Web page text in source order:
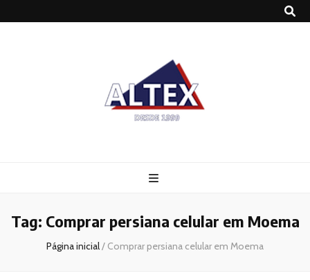
Tag: Comprar persiana celular em Moema
Página inicial/ Comprar persiana celular em Moema